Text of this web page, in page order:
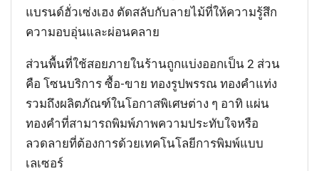
แบรนด์ฮั่วเซ่งเฮง ตัดสลับกับลายไม้ที่ให้ความรู้สึก
ความอบอุ่นและผ่อนคลาย
ส่วนพื้นที่ใช้สอยภายในร้านถูกแบ่งออกเป็น 2 ส่วน
คือ โซนบริการ ซื้อ-ขาย ทองรูปพรรณ ทองคำแท่ง
รวมถึงผลิตภัณฑ์ในโอกาสพิเศษต่าง ๆ อาทิ แผ่น
ทองคำที่สามารถพิมพ์ภาพความประทับใจหรือ
ลวดลายที่ต้องการด้วยเทคโนโลยีการพิมพ์แบบ
เลเซอร์